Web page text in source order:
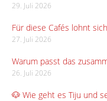
29. Juli 2026
Für diese Cafés lohnt
27. Juli 2026
Warum passt das
26. Juli 2026
🐶 Wie geht es Tiju und